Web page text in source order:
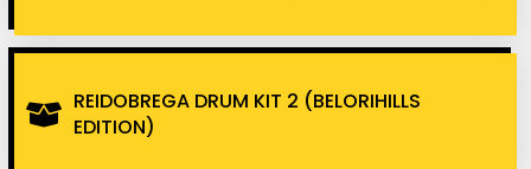
REIDOBREGA DRUM KIT 2 (BELORIHILLS
EDITION)